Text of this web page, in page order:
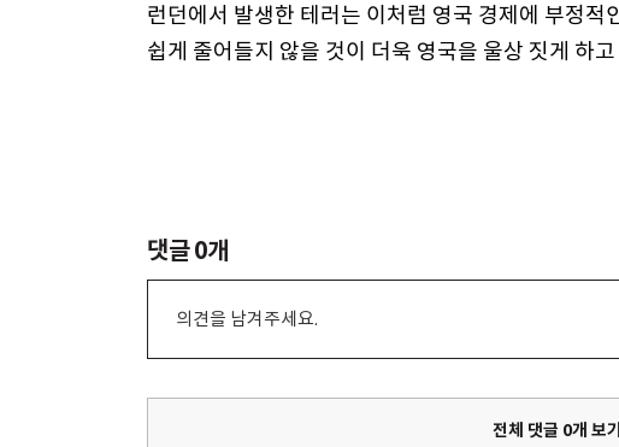
런던에서 발생한 테러는 이처럼 영국 경제에 부정적
쉽게 줄어들지 않을 것이 더욱 영국을 울상 짓게 하
댓글0개
의견을 남겨주세요.
전체 댓글 0개 보기